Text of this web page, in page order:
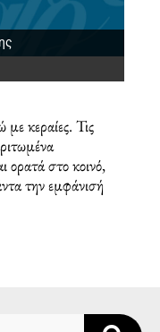
με κεραίες. Τις
ορατά στο κοινό,
την εμφάνισή